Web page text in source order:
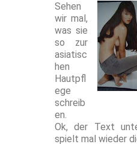
Sehen
wir mal,
was sie
so zur
asiatisc
hen
Hautpfl
ege
schreib
en.
Ok, der Text
spielt mal wieder